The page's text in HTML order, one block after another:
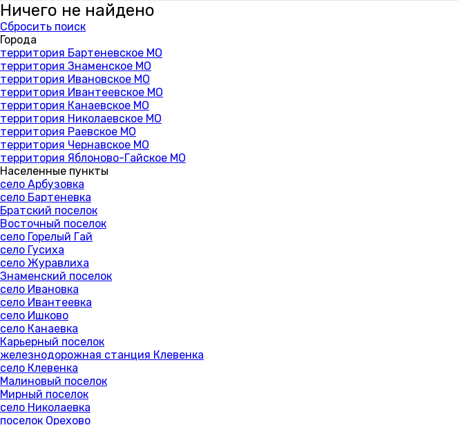
Ничего не найдено
Сбросить поиск
Города
территория Бартеневское МО
территория Знаменское МО
территория Ивановское МО
территория Ивантеевское МО
территория Канаевское МО
территория Николаевское МО
территория Раевское МО
территория Чернавское МО
территория Яблоново-Гайское МО
Населенные пункты
село Арбузовка
село Бартеневка
Братский поселок
Восточный поселок
село Горелый Гай
село Гусиха
село Журавлиха
Знаменский поселок
село Ивановка
село Ивантеевка
село Ишково
село Канаевка
Карьерный поселок
железнодорожная станция Клевенка
село Клевенка
Малиновый поселок
Мирный поселок
село Николаевка
поселок Орехово